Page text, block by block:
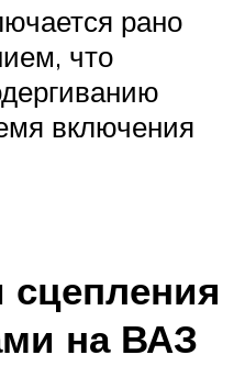
рано
что
включения
сцепления
на ВАЗ